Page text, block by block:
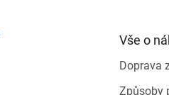
Vše o
Doprava
Způsoby